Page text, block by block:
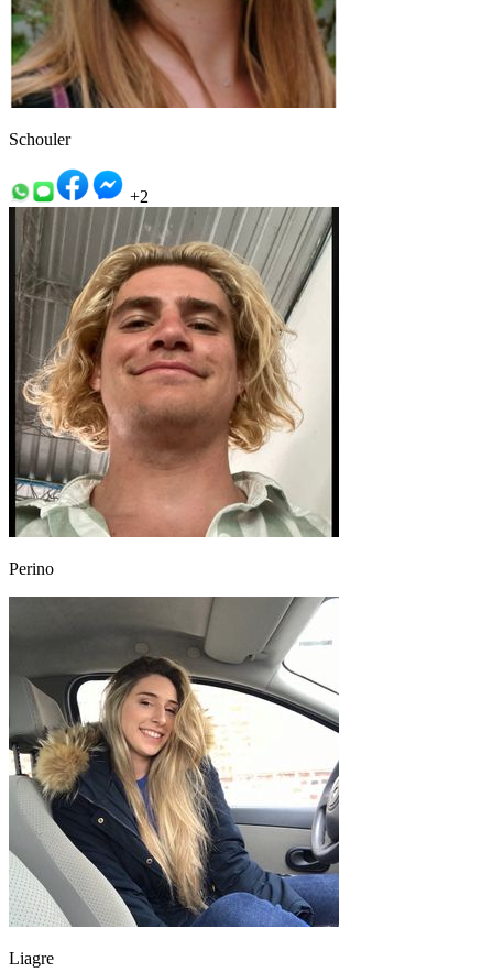
Schouler
+2
Perino
Liagre